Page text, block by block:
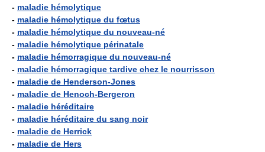
- maladie hémolytique
- maladie hémolytique du fœtus
- maladie hémolytique du nouveau-né
- maladie hémolytique périnatale
- maladie hémorragique du nouveau-né
- maladie hémorragique tardive chez le nourrisson
- maladie de Henderson-Jones
- maladie de Henoch-Bergeron
- maladie héréditaire
- maladie héréditaire du sang noir
- maladie de Herrick
- maladie de Hers